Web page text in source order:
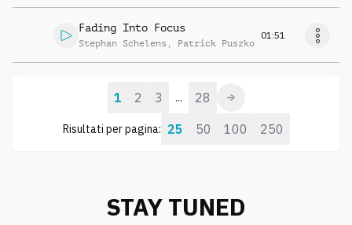
Fading Into Focus
Stephan Schelens , Patrick Puszko
01:51
Risultati per pagina: 25 50 100 250
1 2 3 ... 28
STAY TUNED